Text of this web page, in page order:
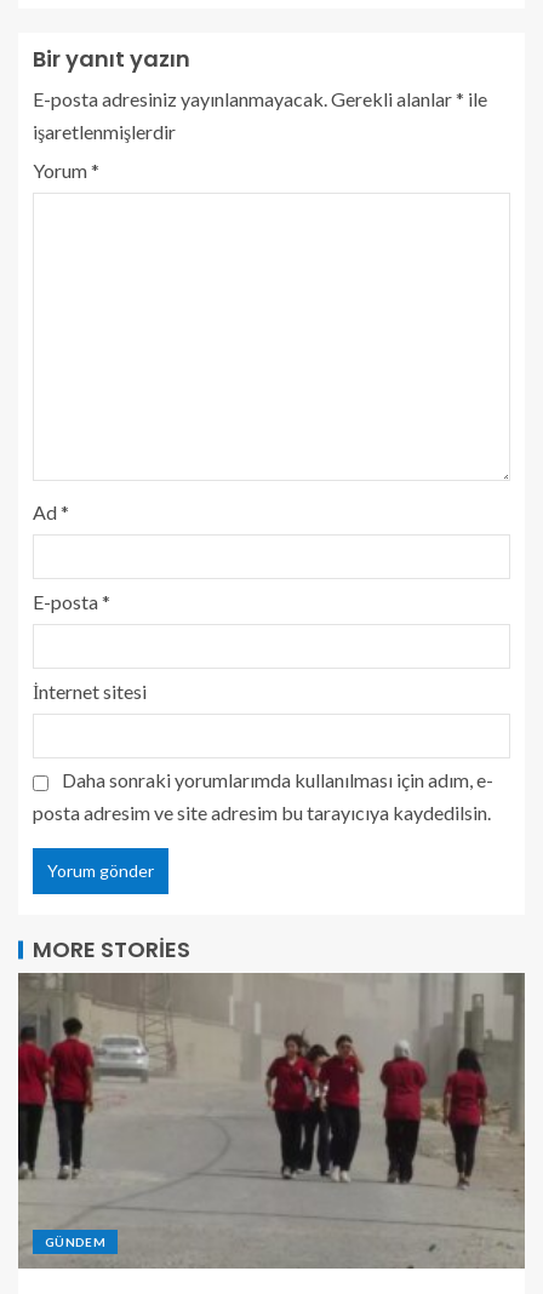
Bir yanıt yazın
E-posta adresiniz yayınlanmayacak.Gerekli alanlar* ile
işaretlenmişlerdir
Yorum*
Ad*
E-posta*
İnternet sitesi
Daha sonraki yorumlarımda kullanılması için adım, e-
posta adresim ve site adresim bu tarayıcıya kaydedilsin.
MORE STORIES
GÜNDEM